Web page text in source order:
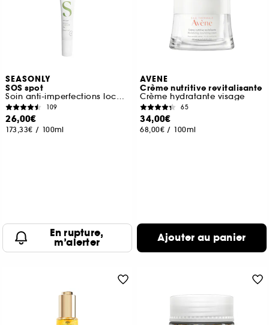
SEASONLY
SOS spot
Soin anti-imperfections localisé
109
26,00€
173,33€ / 100ml
En rupture,
m’alerter
AVENE
Crème nutritive revitalisante
Crème hydratante visage
65
34,00€
68,00€ / 100ml
Ajouter au panier